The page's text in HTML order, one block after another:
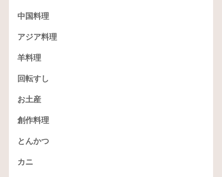
中国料理
アジア料理
羊料理
回転すし
お土産
創作料理
とんかつ
カニ